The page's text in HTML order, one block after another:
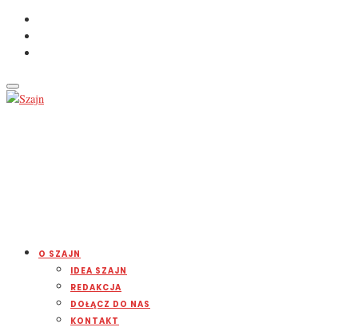
O SZAJN
IDEA SZAJN
REDAKCJA
DOŁĄCZ DO NAS
KONTAKT